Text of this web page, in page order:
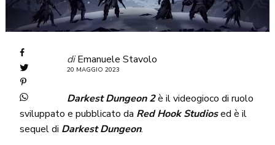
di Emanuele Stavolo
20 MAGGIO 2023
Darkest Dungeon 2è il videogioco di ruolo
sviluppato e pubblicato da Red Hook Studiosed è il
sequel di Darkest Dungeon.